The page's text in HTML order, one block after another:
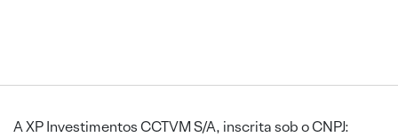
A XP Investimentos CCTVM S/A, inscrita sob o CNPJ: